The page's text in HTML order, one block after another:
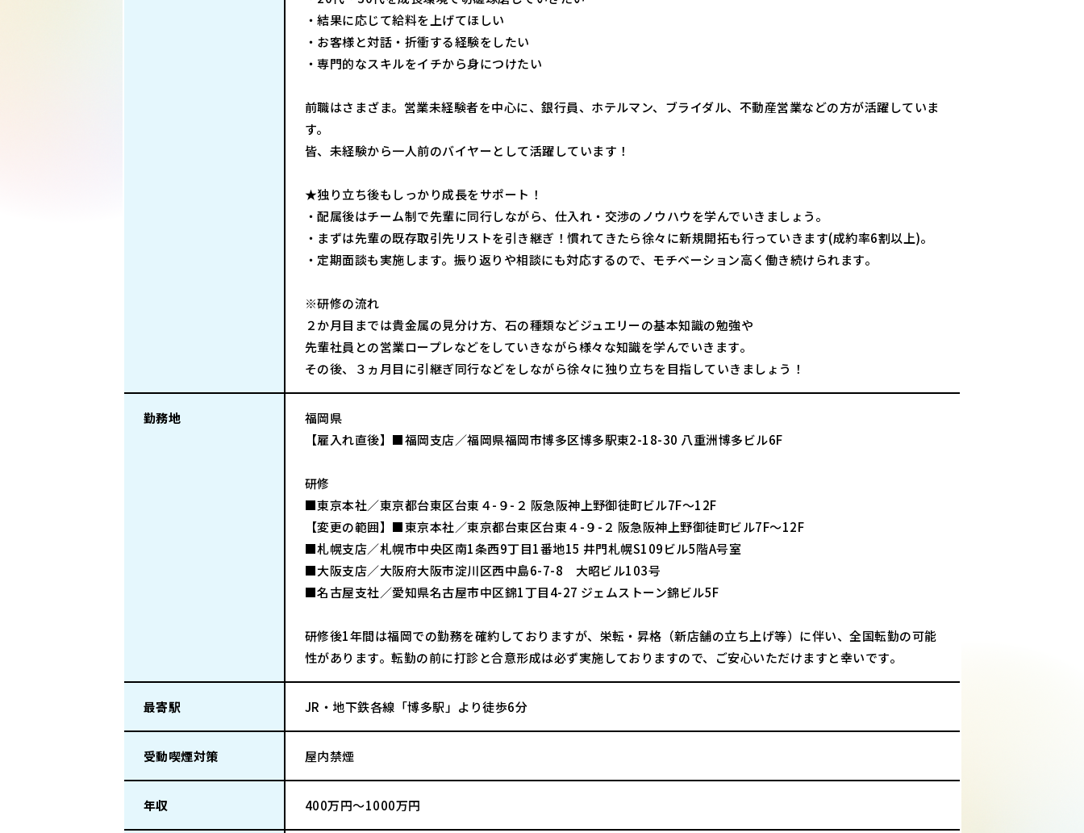
・結果に応じて給料を上げてほしい
・お客様と対話・折衝する経験をしたい
・専門的なスキルをイチから身につけたい
前職はさまざま。営業未経験者を中心に、銀行員、ホテルマン、ブライダル、不動産営業などの方が活躍していま
す。
皆、未経験から一人前のバイヤーとして活躍しています！
★独り立ち後もしっかり成長をサポート！
・配属後はチーム制で先輩に同行しながら、仕入れ・交渉のノウハウを学んでいきましょう。
・まずは先輩の既存取引先リストを引き継ぎ！慣れてきたら徐々に新規開拓も行っていきます(成約率6割以上)。
・定期面談も実施します。振り返りや相談にも対応するので、モチベーション高く働き続けられます。
※研修の流れ
２か月目までは貴金属の見分け方、石の種類などジュエリーの基本知識の勉強や
先輩社員との営業ロープレなどをしていきながら様々な知識を学んでいきます。
その後、３ヵ月目に引継ぎ同行などをしながら徐々に独り立ちを目指していきましょう！
勤務地
福岡県
【雇入れ直後】■福岡支店／福岡県福岡市博多区博多駅東2-18-30 八重洲博多ビル6F
研修
■東京本社／東京都台東区台東４-９-２ 阪急阪神上野御徒町ビル7F～12F
【変更の範囲】■東京本社／東京都台東区台東４-９-２ 阪急阪神上野御徒町ビル7F～12F
■札幌支店／札幌市中央区南1条西9丁目1番地15 井門札幌S109ビル5階A号室
■大阪支店／大阪府大阪市淀川区西中島6-7-8 大昭ビル103号
■名古屋支社／愛知県名古屋市中区錦1丁目4-27 ジェムストーン錦ビル5F
研修後1年間は福岡での勤務を確約しておりますが、栄転・昇格（新店舗の立ち上げ等）に伴い、全国転勤の可能
性があります。転勤の前に打診と合意形成は必ず実施しておりますので、ご安心いただけますと幸いです。
最寄駅 JR・地下鉄各線「博多駅」より徒歩6分
受動喫煙対策 屋内禁煙
年収 400万円～1000万円